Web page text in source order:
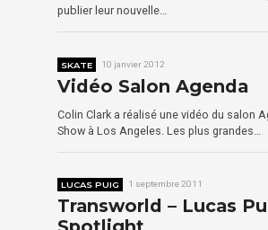
publier leur nouvelle…
SKATE 10 janvier 2012
Vidéo Salon Agenda
Colin Clark a réalisé une vidéo du salon
Show à Los Angeles. Les plus grandes…
LUCAS PUIG 1 septembre 2011
Transworld – Lucas